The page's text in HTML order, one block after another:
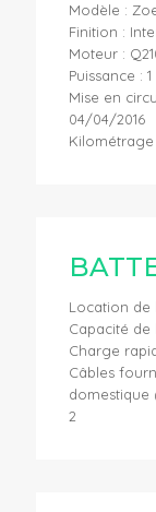
Modèle :
Finition :
Moteur :
Puissance : 1
Mise en
04/04/2016
Kilométrage
Location de
Capacité de
Charge
Câbles
domestique
2